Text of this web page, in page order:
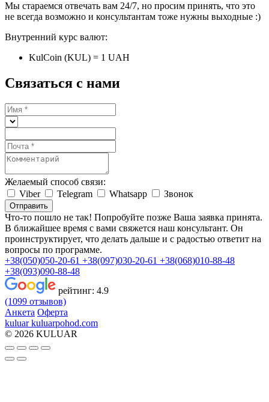
Мы стараемся отвечать вам 24/7, но просим принять, что это
не всегда возможно и консультантам тоже нужны выходные :)
Внутренний курс валют:
KulCoin (KUL) = 1 UAH
Связаться с нами
Желаемый способ связи:
Viber
Telegram Whatsapp Звонок
Отправить
Что-то пошло не так! Попробуйте позже Ваша заявка принята.
В ближайшее время с вами свяжется наш консультант. Он
проинструктирует, что делать дальше и с радостью ответит на
вопросы по программе.
+38(050)050-20-61 +38(097)030-20-61 +38(068)010-88-48
+38(093)090-88-48
рейтинг: 4.9
(1099 отзывов)
Анкета Оферта
kuluar kuluarpohod.com
© 2026 KULUAR